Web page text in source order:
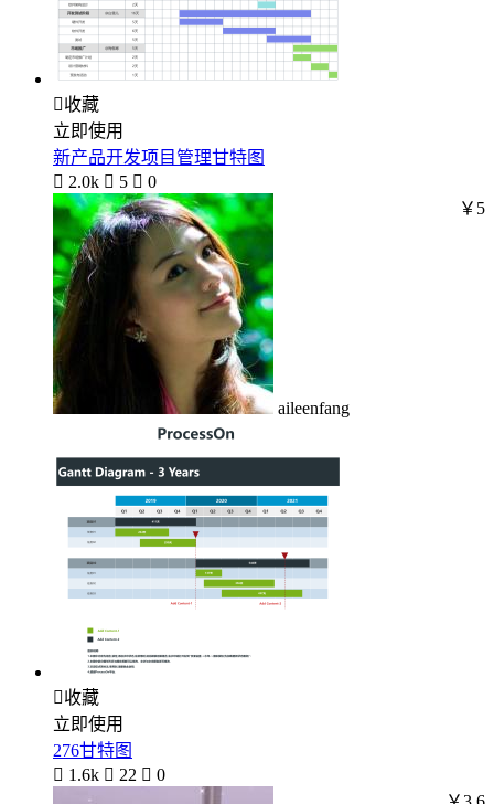
收藏
立即使用
新产品开发项目管理甘特图
 2.0k  5  0
aileenfang
￥5
收藏
立即使用
276甘特图
 1.6k  22  0